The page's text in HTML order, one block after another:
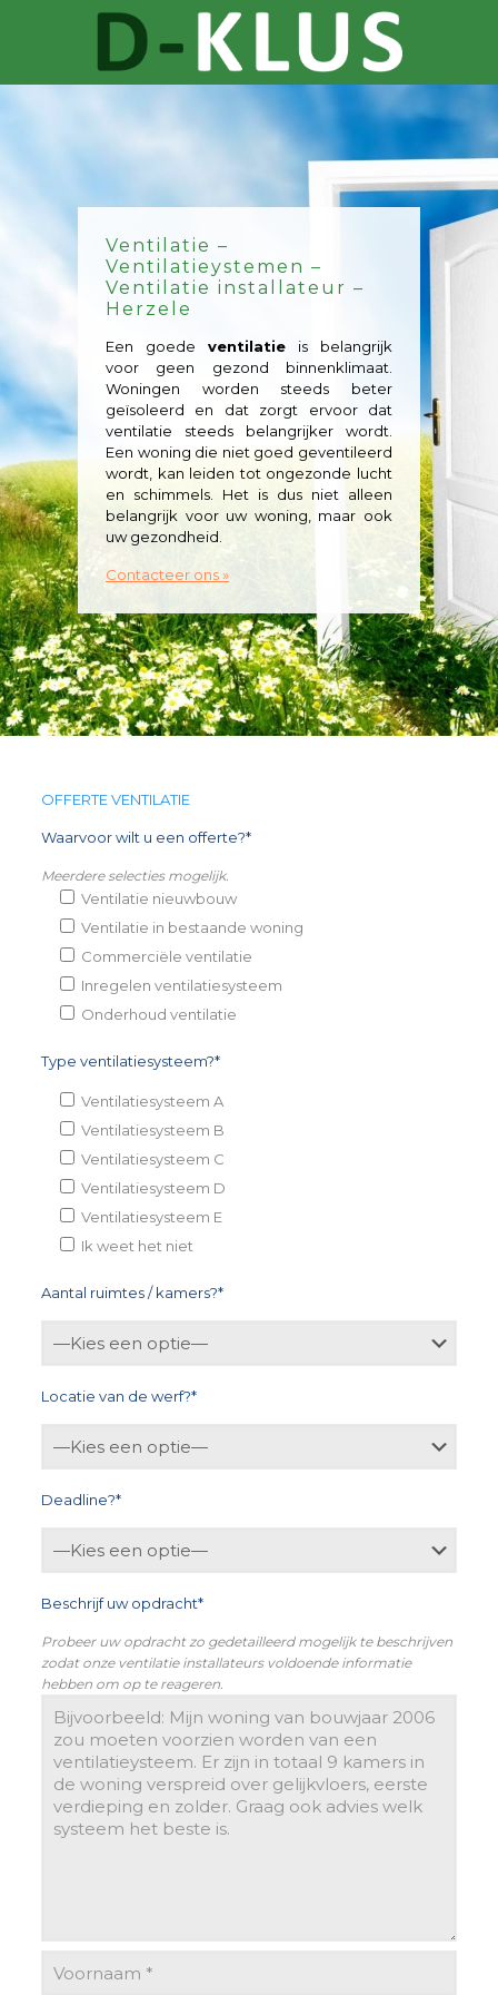
Ventilatie –
Ventilatieystemen –
Ventilatie installateur –
Herzele
Een goede ventilatie is belangrijk
voor geen gezond binnenklimaat.
Woningen worden steeds beter
geïsoleerd en dat zorgt ervoor dat
ventilatie steeds belangrijker wordt.
Een woning die niet goed geventileerd
wordt, kan leiden tot ongezonde lucht
en schimmels. Het is dus niet alleen
belangrijk voor uw woning, maar ook
uw gezondheid.
Contacteer ons »
OFFERTE VENTILATIE
Waarvoor wilt u een offerte?*
Meerdere selecties mogelijk.
Ventilatie nieuwbouw
Ventilatie in bestaande woning
Commerciële ventilatie
Inregelen ventilatiesysteem
Onderhoud ventilatie
Type ventilatiesysteem?*
Ventilatiesysteem A
Ventilatiesysteem B
Ventilatiesysteem C
Ventilatiesysteem D
Ventilatiesysteem E
Ik weet het niet
Aantal ruimtes / kamers?*
Locatie van de werf?*
Deadline?*
Beschrijf uw opdracht*
Probeer uw opdracht zo gedetailleerd mogelijk te beschrijven
zodat onze ventilatie installateurs voldoende informatie
hebben om op te reageren.